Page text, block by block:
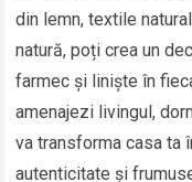
din lemn, textile
natură, poți crea un
farmec și liniște în
amenajezi livingul,
va transforma casa ta
autenticitate și